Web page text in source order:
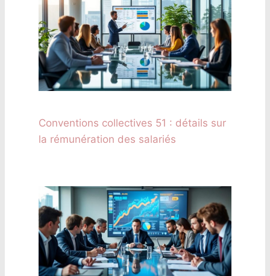
Conventions collectives 51 : détails sur
la rémunération des salariés